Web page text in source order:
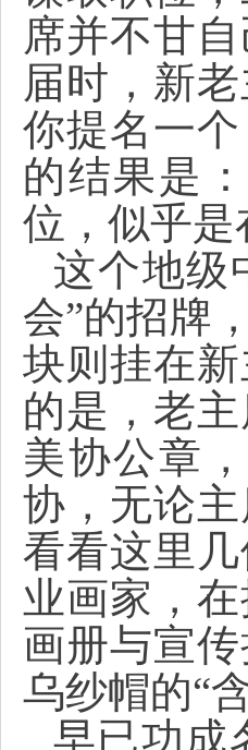
席并不甘
届时，新
你提名一
的结果是
位，似乎
这个地级
会”的招牌
块则挂在
的是，老
美协公章
协，无论
看看这里
业画家，
画册与宣
乌纱帽的“
早已功成